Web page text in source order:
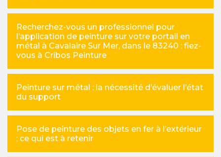
Recherchez-vous un professionnel pour
l’application de peinture sur votre portail en
métal à Cavalaire Sur Mer, dans le 83240 : fiez-
vous à Cribos Peinture
Peinture sur métal : la nécessité d’évaluer l’état
du support
Pose de peinture des objets en fer à l’extérieur
: ce qui est à retenir